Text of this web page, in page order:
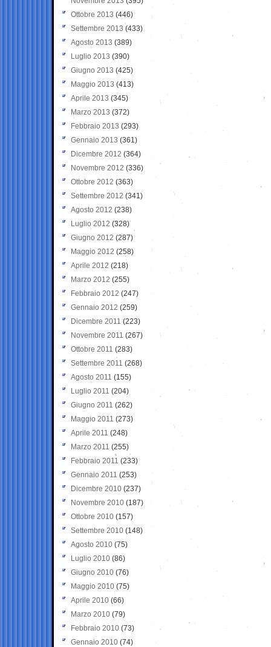
Ottobre 2013 (446)
Settembre 2013 (433)
Agosto 2013 (389)
Luglio 2013 (390)
Giugno 2013 (425)
Maggio 2013 (413)
Aprile 2013 (345)
Marzo 2013 (372)
Febbraio 2013 (293)
Gennaio 2013 (361)
Dicembre 2012 (364)
Novembre 2012 (336)
Ottobre 2012 (363)
Settembre 2012 (341)
Agosto 2012 (238)
Luglio 2012 (328)
Giugno 2012 (287)
Maggio 2012 (258)
Aprile 2012 (218)
Marzo 2012 (255)
Febbraio 2012 (247)
Gennaio 2012 (259)
Dicembre 2011 (223)
Novembre 2011 (267)
Ottobre 2011 (283)
Settembre 2011 (268)
Agosto 2011 (155)
Luglio 2011 (204)
Giugno 2011 (262)
Maggio 2011 (273)
Aprile 2011 (248)
Marzo 2011 (255)
Febbraio 2011 (233)
Gennaio 2011 (253)
Dicembre 2010 (237)
Novembre 2010 (187)
Ottobre 2010 (157)
Settembre 2010 (148)
Agosto 2010 (75)
Luglio 2010 (86)
Giugno 2010 (76)
Maggio 2010 (75)
Aprile 2010 (66)
Marzo 2010 (79)
Febbraio 2010 (73)
Gennaio 2010 (74)